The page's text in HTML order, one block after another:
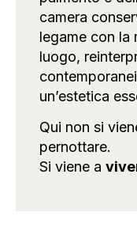
camera
legame con la
luogo,
un’estetica
Qui non si
pernottare.
Si viene a